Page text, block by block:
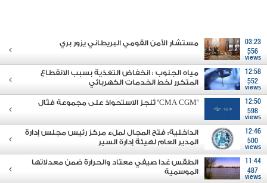
03:23
556
views
مستشار الأمن القومي البريطاني يزور بري
12:58
552
views
مياه الجنوب : انخفاض التغذية بسبب الانقطاع
المتكرر لخط الخدمات الكهربائي
12:50
598
views
"CMA CGM" تُنجز الاستحواذ على مجموعة فتّال
12:46
500
views
الداخلية: فتح المجال لملء مركز رئيس مجلس إدارة
المدير العام لهيئة إدارة السير
11:44
487
views
الطقس غدا صيفي معتاد والحرارة ضمن معدلاتها
الموسمية